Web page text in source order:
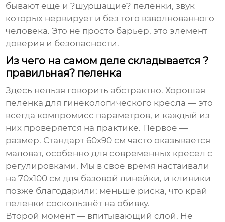
бывают ещё и ?шуршащие? пелёнки, звук
которых нервирует и без того взволнованного
человека. Это не просто барьер, это элемент
доверия и безопасности.
Из чего на самом деле складывается ?
правильная? пеленка
Здесь нельзя говорить абстрактно. Хорошая
пеленка для гинекологического кресла — это
всегда компромисс параметров, и каждый из
них проверяется на практике. Первое —
размер. Стандарт 60х90 см часто оказывается
маловат, особенно для современных кресел с
регулировками. Мы в своё время настаивали
на 70х100 см для базовой линейки, и клиники
позже благодарили: меньше риска, что край
пеленки соскользнёт на обивку.
Второй момент — впитывающий слой. Не